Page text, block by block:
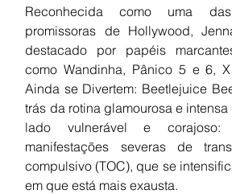
Reconhecida como uma
promissoras de Hollywood,
destacado por papéis
como Wandinha, Pânico 5 e 6,
Ainda se Divertem: Beetlejuice
trás da rotina glamourosa e
lado vulnerável e
manifestações severas de
compulsivo (TOC), que se
em que está mais exausta.